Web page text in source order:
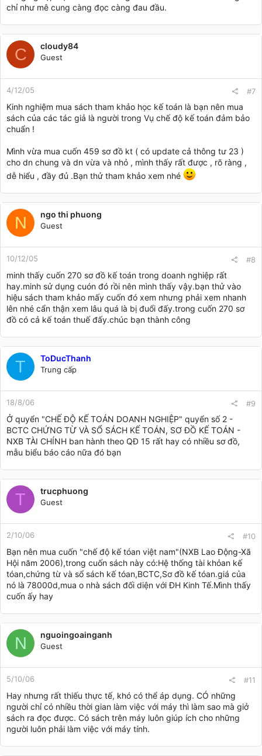
chỉ như mê cung càng đọc càng đau đầu.
C cloudy84
Guest
4/12/05 #7
Kinh nghiệm mua sách tham khảo học kế toán là bạn nên mua
sách của các tác giả là người trong Vụ chế độ kế toán đảm bảo
chuẩn !
Mình vừa mua cuốn 459 sơ đồ kt ( có update cả thông tư 23 )
cho dn chung và dn vừa và nhỏ , mình thấy rất được , rõ ràng ,
dễ hiểu , đầy đủ .Bạn thử tham khảo xem nhé
N ngo thi phuong
Guest
10/12/05 #8
minh thấy cuốn 270 sơ đồ kế toán trong doanh nghiệp rất
hay.minh sử dụng cuón đó rồi nên mình thấy vậy.bạn thử vào
hiệu sách tham khảo mấy cuốn đó xem nhưng phải xem nhanh
lên nhé cẩn thận xem lâu quá là bị đuổi đấy.trong cuốn 270 sơ
đồ có cả kế toán thuế đấy.chúc bạn thành công
T ToDucThanh
Trung cấp
18/8/06 #9
Ở quyển "CHẾ ĐỘ KẾ TOÁN DOANH NGHIỆP" quyển số 2 -
BCTC CHỨNG TỪ VÀ SỔ SÁCH KẾ TOÁN, SƠ ĐỒ KẾ TOÁN -
NXB TÀI CHÍNH ban hành theo QĐ 15 rất hay có nhiều sơ đồ,
mẫu biểu báo cáo nữa đó bạn
T trucphuong
Guest
2/10/06 #10
Bạn nên mua cuốn "chế độ kế tóan việt nam"(NXB Lao Động-Xã
Hội năm 2006),trong cuốn sách này có:Hệ thống tài khỏan kế
tóan,chứng từ và sổ sách kế tóan,BCTC,Sơ đồ kế tóan.giá của
nó là 78000d,mua o nhà sách đối diện với ĐH Kinh Tế.Mình thấy
cuốn ấy hay
N nguoingoainganh
Guest
5/10/06 #11
Hay nhưng rất thiếu thực tế, khó có thể áp dụng. CÓ những
người chỉ có nhiều thời gian làm việc với máy thì làm sao mà giở
sách ra đọc được. Có sách trên máy luôn giúp ích cho những
người luôn phải làm việc với máy tính.